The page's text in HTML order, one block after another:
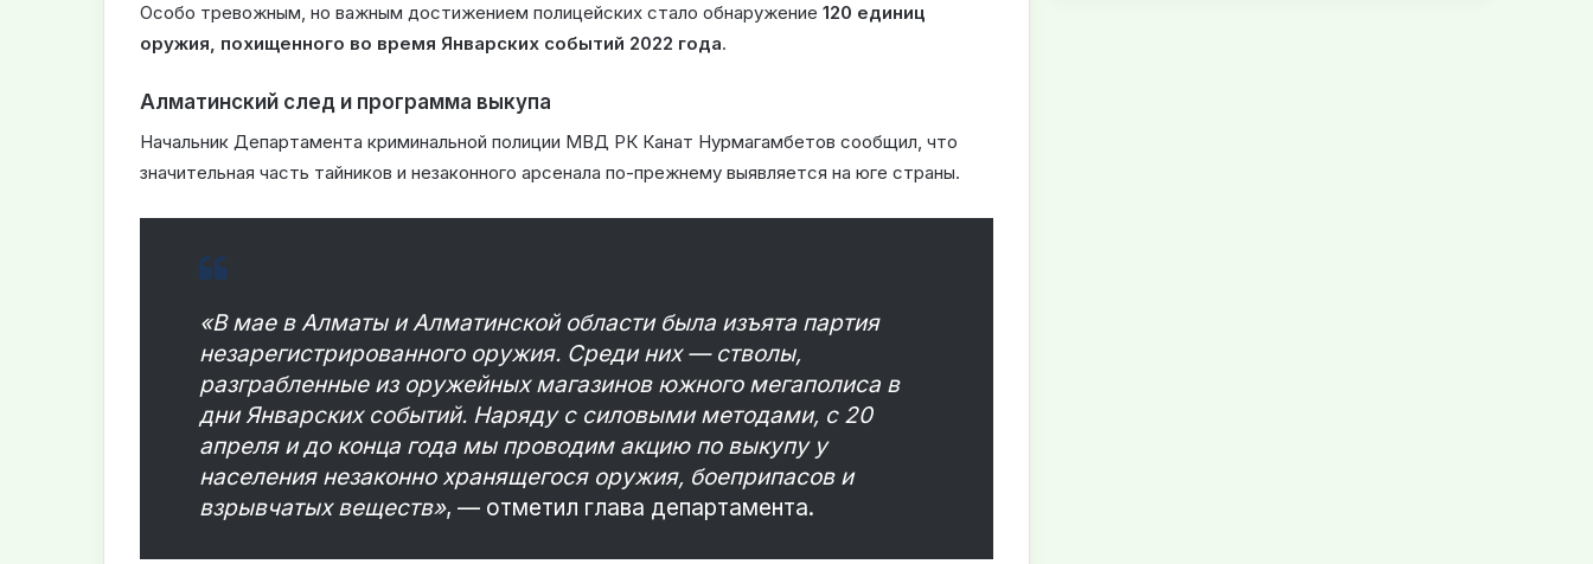
Особо тревожным, но важным достижением полицейских стало обнаружение 120 единиц
оружия, похищенного во время Январских событий 2022 года.
Алматинский след и программа выкупа
Начальник Департамента криминальной полиции МВД РК Канат Нурмагамбетов сообщил, что
значительная часть тайников и незаконного арсенала по-прежнему выявляется на юге страны.
«В мае в Алматы и Алматинской области была изъята партия
незарегистрированного оружия. Среди них — стволы,
разграбленные из оружейных магазинов южного мегаполиса в
дни Январских событий. Наряду с силовыми методами, с 20
апреля и до конца года мы проводим акцию по выкупу у
населения незаконно хранящегося оружия, боеприпасов и
взрывчатых веществ», — отметил глава департамента.